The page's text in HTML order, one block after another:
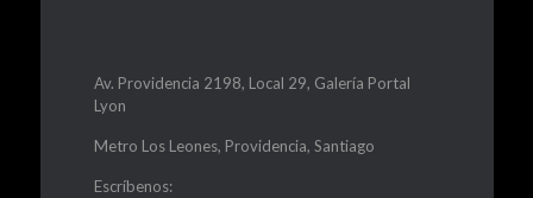
Av. Providencia 2198, Local 29, Galería Portal
Lyon
Metro Los Leones, Providencia, Santiago
Escríbenos: